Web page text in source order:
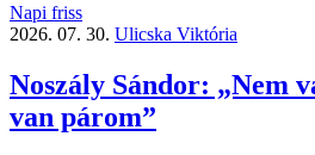
Napi friss
2026. 07. 30. Ulicska Viktória
Noszály Sándor: „Nem
van párom”